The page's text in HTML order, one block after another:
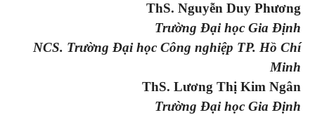
ThS. Nguyễn Duy Phương
Trường Đại học Gia Định
NCS. Trường Đại học Công nghiệp TP. Hồ Chí
Minh
ThS. Lương Thị Kim Ngân
Trường Đại học Gia Định